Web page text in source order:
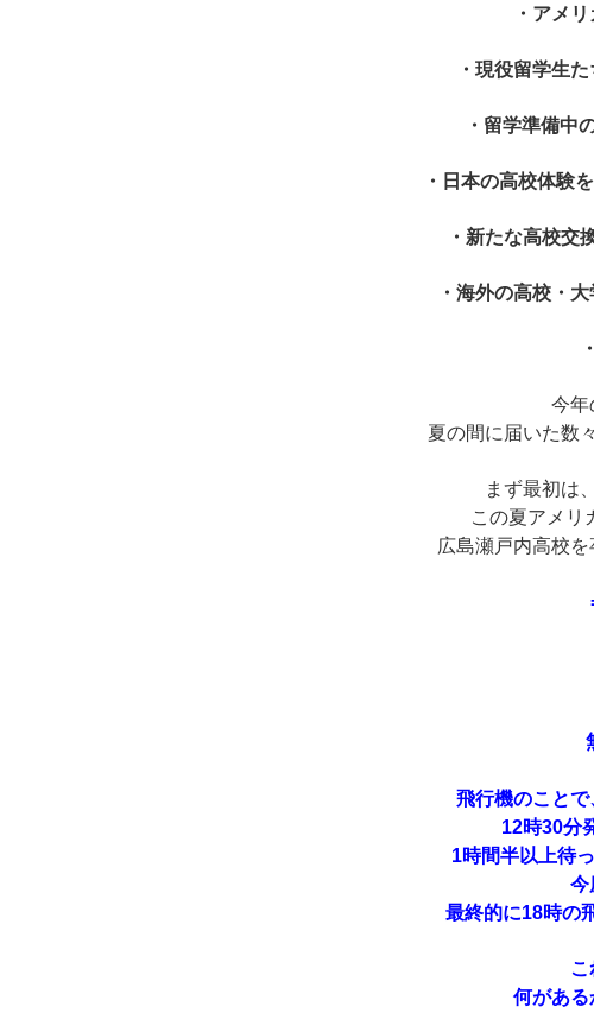
・アメ
・現役留学生
・留学準備中
・日本の高校体験
・新たな高校交
・海外の高校・
今年
夏の間に届いた数
まず最初は
この夏アメリ
広島瀬戸内高校
飛行機のこと
12時30分
1時間半以上待
今
最終的に18時の
こ
何がある